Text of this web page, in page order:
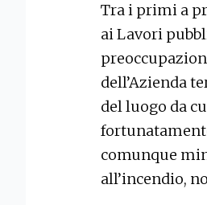
Tra i primi a
ai Lavori
dell’Azienda
del luogo da
comunque
all’incendio,